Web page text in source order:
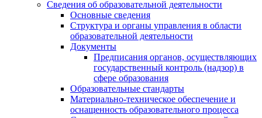
Сведения об образовательной деятельности
Основные сведения
Структура и органы управления в области
образовательной деятельности
Документы
Предписания органов, осуществляющих
государственный контроль (надзор) в
сфере образования
Образовательные стандарты
Материально-техническое обеспечение и
оснащенность образовательного процесса